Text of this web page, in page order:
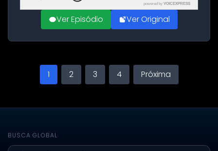
powered by VOICEXPRESS
Ver Episódio Ver Original
1 2 3 4 Próxima
BUSCA GLOBAL